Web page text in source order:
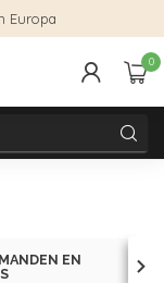
Europa
0
EN